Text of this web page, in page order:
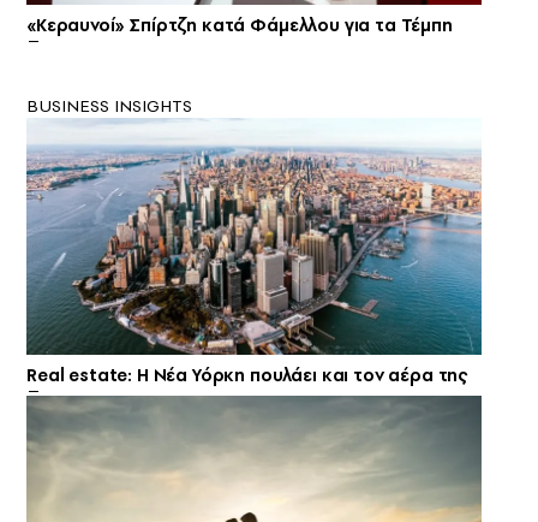
«Κεραυνοί» Σπίρτζη κατά Φάμελλου για τα Τέμπη
BUSINESS INSIGHTS
Real estate: H Νέα Υόρκη πουλάει και τον αέρα της